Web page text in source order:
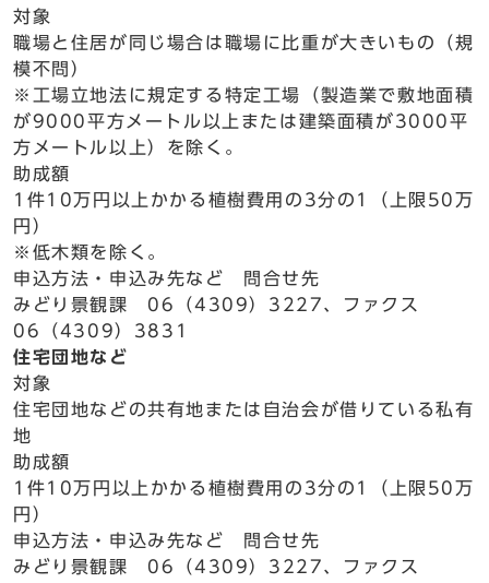
対象
職場と住居が同じ場合は職場に比重が大きいもの（規
模不問）
※工場立地法に規定する特定工場（製造業で敷地面積
が9000平方メートル以上または建築面積が3000平
方メートル以上）を除く。
助成額
1件10万円以上かかる植樹費用の3分の1（上限50万
円）
※低木類を除く。
申込方法・申込み先など 問合せ先
みどり景観課 06（4309）3227、ファクス
06（4309）3831
住宅団地など
対象
住宅団地などの共有地または自治会が借りている私有
地
助成額
1件10万円以上かかる植樹費用の3分の1（上限50万
円）
申込方法・申込み先など 問合せ先
みどり景観課 06（4309）3227、ファクス